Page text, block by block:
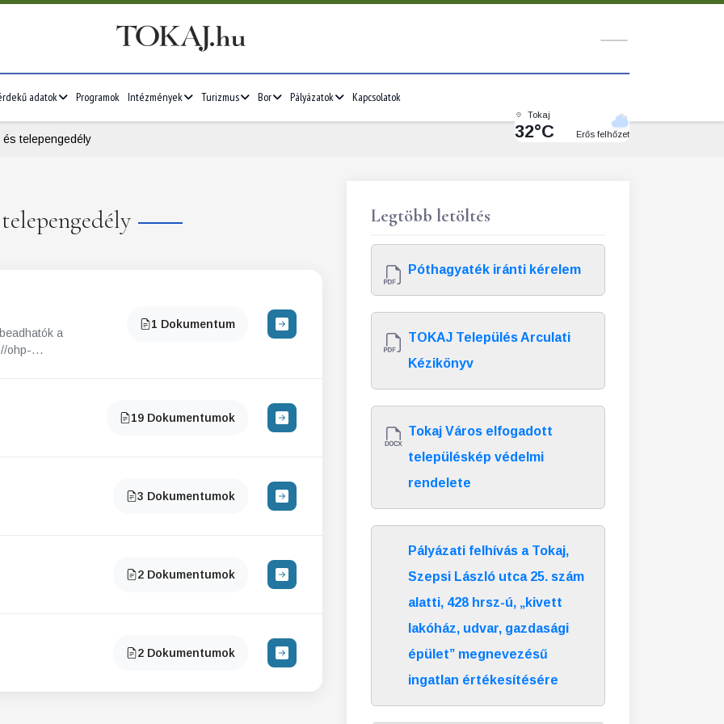
adatok Programok Intézmények Turizmus Bor Pályázatok Kapcsolatok
Tokaj
32°C Erős felhőzet
telepengedély
a
ohp-
210-20-22
1 Dokumentum
19 Dokumentumok
3 Dokumentumok
2 Dokumentumok
2 Dokumentumok
Legtöbb letöltés
Póthagyaték iránti kérelem
TOKAJ Település Arculati
Kézikönyv
Tokaj Város elfogadott
településkép védelmi
rendelete
Pályázati felhívás a Tokaj,
Szepsi László utca 25. szám
alatti, 428 hrsz-ú, „kivett
lakóház, udvar, gazdasági
épület” megnevezésű
ingatlan értékesítésére